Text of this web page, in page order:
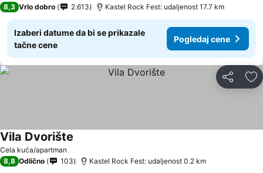
8,3 Vrlo dobro 2.613 Kastel Rock Fest: udaljenost 17.7 km
Izaberi datume da bi se prikazale
tačne cene
Pogledaj cene
Deli
Cela kuća/apartman
Vila Dvorište
8,8 Odlično 103 Kastel Rock Fest: udaljenost 0.2 km